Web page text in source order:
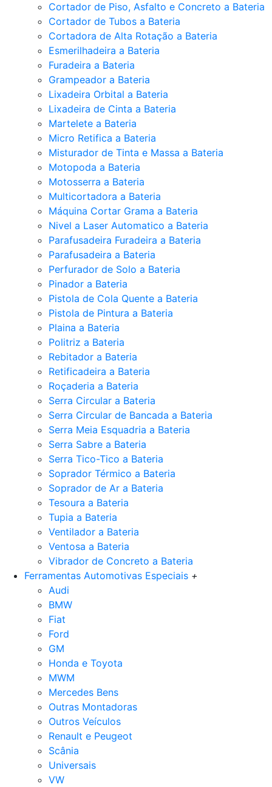
Cortador de Piso, Asfalto e Concreto a Bateria
Cortador de Tubos a Bateria
Cortadora de Alta Rotação a Bateria
Esmerilhadeira a Bateria
Furadeira a Bateria
Grampeador a Bateria
Lixadeira Orbital a Bateria
Lixadeira de Cinta a Bateria
Martelete a Bateria
Micro Retifica a Bateria
Misturador de Tinta e Massa a Bateria
Motopoda a Bateria
Motosserra a Bateria
Multicortadora a Bateria
Máquina Cortar Grama a Bateria
Nivel a Laser Automatico a Bateria
Parafusadeira Furadeira a Bateria
Parafusadeira a Bateria
Perfurador de Solo a Bateria
Pinador a Bateria
Pistola de Cola Quente a Bateria
Pistola de Pintura a Bateria
Plaina a Bateria
Politriz a Bateria
Rebitador a Bateria
Retificadeira a Bateria
Roçaderia a Bateria
Serra Circular a Bateria
Serra Circular de Bancada a Bateria
Serra Meia Esquadria a Bateria
Serra Sabre a Bateria
Serra Tico-Tico a Bateria
Soprador Térmico a Bateria
Soprador de Ar a Bateria
Tesoura a Bateria
Tupia a Bateria
Ventilador a Bateria
Ventosa a Bateria
Vibrador de Concreto a Bateria
Ferramentas Automotivas Especiais +
Audi
BMW
Fiat
Ford
GM
Honda e Toyota
MWM
Mercedes Bens
Outras Montadoras
Outros Veículos
Renault e Peugeot
Scânia
Universais
VW